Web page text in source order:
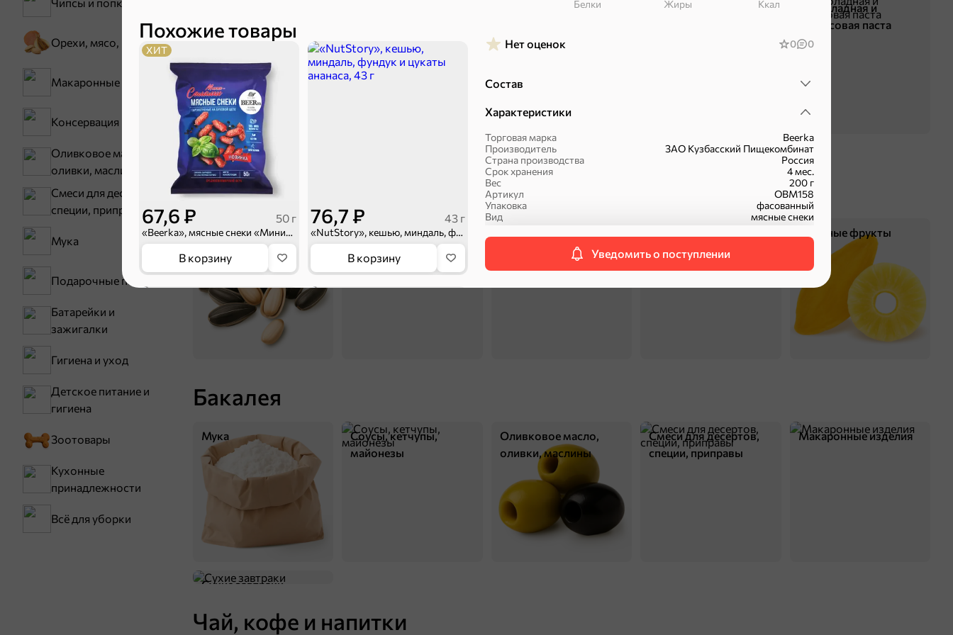
Похожие товары
67,6 ₽ 50 г
«Beerka», мясные снеки «Мини-салями», 50 г
ХИТ
В корзину
76,7 ₽ 43 г
«NutStory», кешью, миндаль, фундук и цукаты ананаса, 43 г
В корзину
34 г 59,8 ₽
5
5
Белки Жиры ккал
Нет оценок 0 0
Состав
Характеристики
Торговая марка
Beerka
Производитель
ЗАО Кузбасский Пищекомбинат
Страна производства
Россия
Срок хранения
4 мес.
Вес
200 г
Артикул
ОВМ158
Упаковка
фасованный
Вид
мясные снеки
Орехи, мясо, рыбаУведомить о поступлении
Орехи, мясо, рыба
Макаронные изделия
Консервация
Оливковое масло,
оливки, маслины
Смеси для десертов,
специи, приправы
Мука
Подарочные пакеты
Батарейки и
зажигалки
Гигиена и уход
Детское питание и
гигиена
Зоотовары
Кухонные
принадлежности
Всё для уборки
Жевательная резинка
Шоколадная и
арахисовая паста
Тараллини
Снеки и орехи
Семечки Сухарики и гренки Сушеные фрукты
Бакалея
Мука
Соусы, кетчупы,
майонезы
Оливковое масло,
оливки, маслины
Смеси для десертов,
специи, приправы
Макаронные изделия
Сухие завтраки
Чай, кофе и напитки